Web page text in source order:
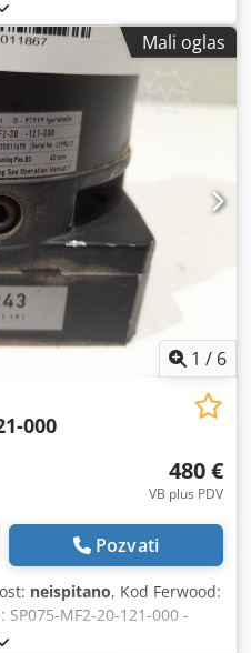
remonta, kontaktirajte nas.
Mali oglas
1 / 6
000
480 €
VB plus PDV
Pozvati
neispitano, Kod Ferwood:
MF2-20-121-000 -
Nije testirano -